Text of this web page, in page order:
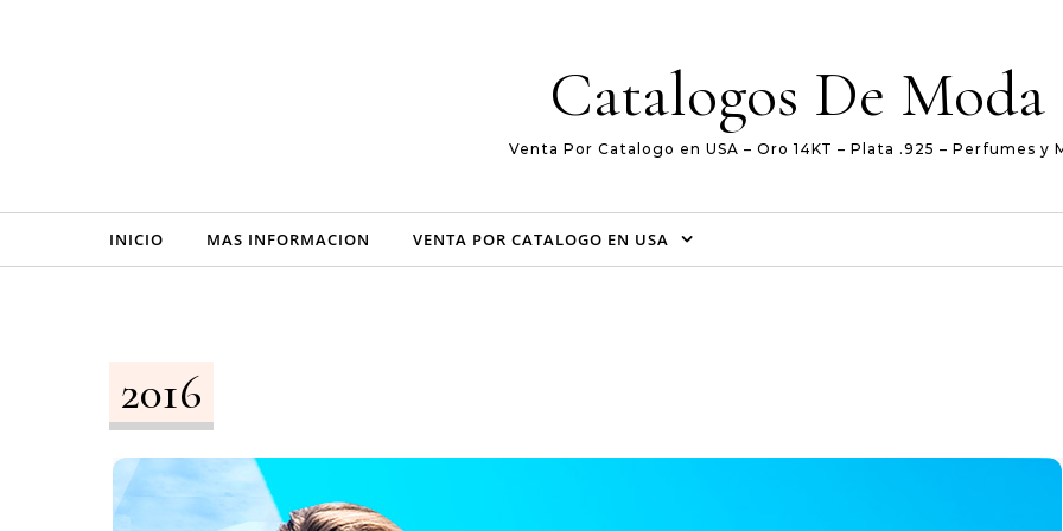
Catalogos De Moda
Venta Por Catalogo en USA – Oro 14KT – Plata .925 – Perfumes y
INICIO MAS INFORMACION VENTA POR CATALOGO EN USA
2016